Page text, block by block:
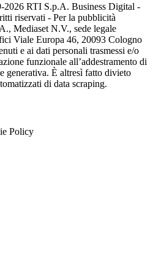
2026 RTI S.p.A. Business Digital -
riservati - Per la pubblicità
Mediaset N.V., sede legale
Viale Europa 46, 20093 Cologno
e ai dati personali trasmessi e/o
funzionale all’addestramento di
generativa. È altresì fatto divieto
di data scraping.
Policy